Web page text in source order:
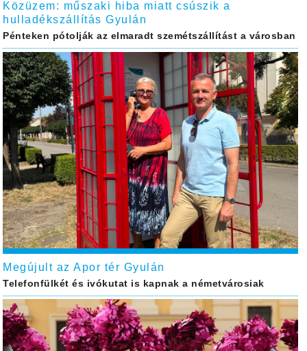
Közüzem: műszaki hiba miatt csúszik a
hulladékszállítás Gyulán
Pénteken pótolják az elmaradt szemétszállítást a városban
Megújult az Apor tér Gyulán
Telefonfülkét és ivókutat is kapnak a németvárosiak